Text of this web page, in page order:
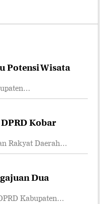
Potensi Wisata
Kobar
Rakyat Daerah…
Dua
Kabupaten…